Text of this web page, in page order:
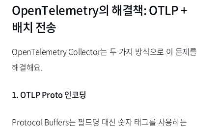
OpenTelemetry의 해결책: OTLP +
배치 전송
OpenTelemetry Collector는 두 가지 방식으로 이 문제를
해결해요.
1. OTLP Proto 인코딩
Protocol Buffers는 필드명 대신 숫자 태그를 사용하는